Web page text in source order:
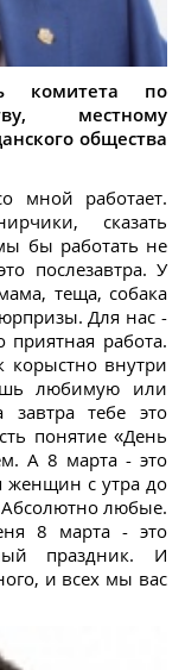
комитета по
местному
общества
мной работает.
сказать
бы работать не
послезавтра. У
теща, собака
Для нас -
работа.
корыстно внутри
любимую или
тебе это
понятие «День
А 8 марта - это
женщин с утра до
любые.
8 марта - это
праздник. И
и всех мы вас